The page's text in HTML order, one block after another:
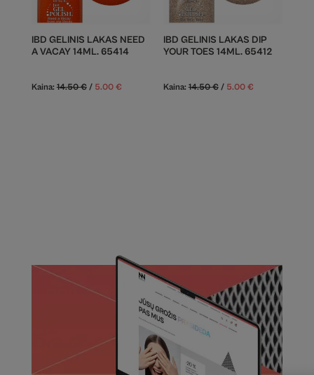
IBD GELINIS LAKAS NEED
A VACAY 14ML. 65414
Kaina: 14.50€ / 5.00 €
IBD GELINIS LAKAS DIP
YOUR TOES 14ML. 65412
Kaina:14.50€ / 5.00 €